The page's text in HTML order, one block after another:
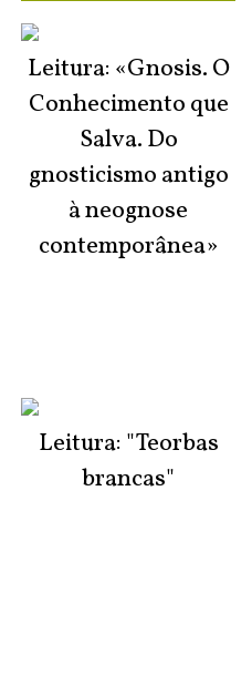
Leitura: «Gnosis. O
Conhecimento que
Salva. Do
gnosticismo antigo
à neognose
contemporânea»
Leitura: "Teorbas
brancas"